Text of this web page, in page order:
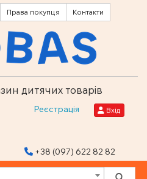
Права покупця Контакти
дитячих товарів
Реєстрація Вхід
+38 (097) 622 82 82